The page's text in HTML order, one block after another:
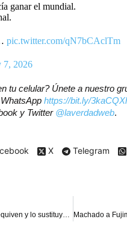
ganar el mundial.
pic.twitter.com/qN7bCAclTm
7, 2026
tu celular? Únete a nuestro
https://bit.ly/
y Twitter @laverdadweb.
X Telegram